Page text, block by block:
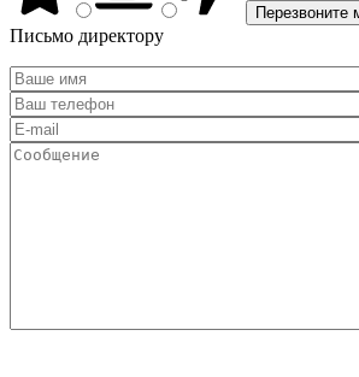
Письмо директору